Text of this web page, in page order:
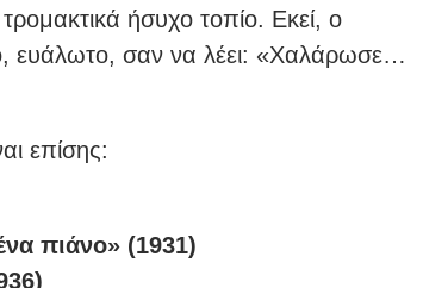
ήσυχο τοπίο. Εκεί, ο
ευάλωτο, σαν να λέει: «Χαλάρωσε…
επίσης:
πιάνο» (1931)